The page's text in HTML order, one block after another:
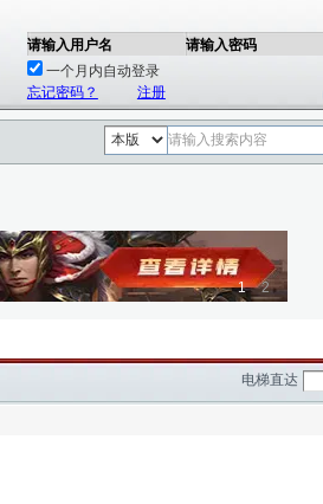
请输入用户名
请输入密码
一个月内自动登录
忘记密码？
注册
1 2
电梯直达